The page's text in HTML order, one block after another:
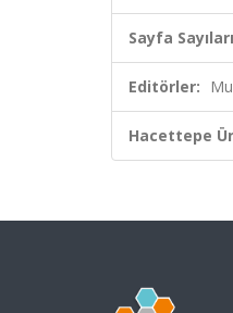
Sayfa
Editörler:
Hacettepe